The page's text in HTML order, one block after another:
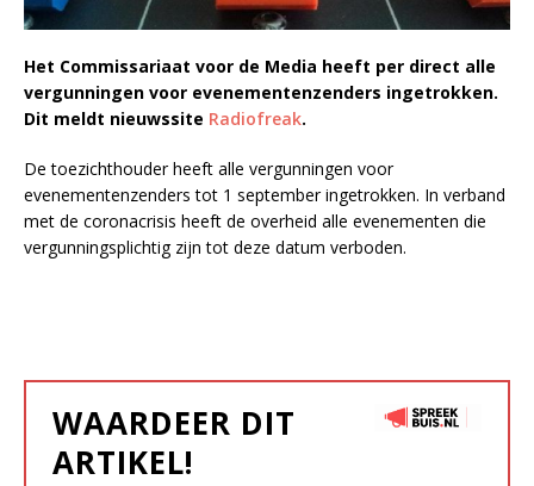
Het Commissariaat voor de Media heeft per direct alle
vergunningen voor evenementenzenders ingetrokken.
Dit meldt nieuwssite Radiofreak.
De toezichthouder heeft alle vergunningen voor
evenementenzenders tot 1 september ingetrokken. In verband
met de coronacrisis heeft de overheid alle evenementen die
vergunningsplichtig zijn tot deze datum verboden.
WAARDEER DIT
ARTIKEL!